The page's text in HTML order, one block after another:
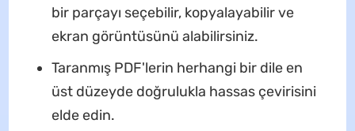
bir parçayı seçebilir, kopyalayabilir ve
ekran görüntüsünü alabilirsiniz.
Taranmış PDF'lerin herhangi bir dile en
üst düzeyde doğrulukla hassas çevirisini
elde edin.